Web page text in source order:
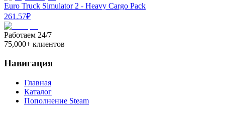
Euro Truck Simulator 2 - Heavy Cargo Pack
261.57₽
Работаем 24/7
75,000+ клиентов
Навигация
Главная
Каталог
Пополнение Steam